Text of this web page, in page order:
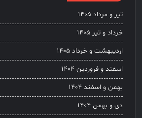
تیر و مرداد ۱۴۰۵
خرداد و تیر ۱۴۰۵
اردیبهشت و خرداد ۱۴۰۵
اسفند و فروردین ۱۴۰۴
بهمن و اسفند ۱۴۰۴
دی و بهمن ۱۴۰۴